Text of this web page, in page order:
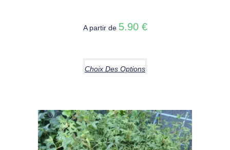
A partir de 5.90 €
Choix Des Options